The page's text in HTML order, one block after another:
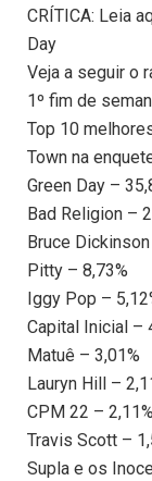
CRÍTICA: Leia
Day
Veja a seguir o
1º fim de
Top 10
Town na
Green Day –
Bad Religion –
Bruce
Pitty – 8,73%
Iggy Pop –
Capital Inicial –
Matuê – 3,01%
Lauryn Hill –
CPM 22 – 2,11%
Travis Scott –
Supla e os